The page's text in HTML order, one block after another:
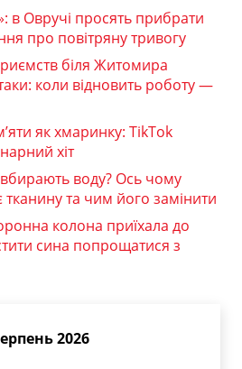
в Овручі просять прибрати
про повітряну тривогу
біля Житомира
коли відновить роботу —
як хмаринку: TikTok
хіт
воду? Ось чому
та чим його замінити
колона приїхала до
сина попрощатися з
2026